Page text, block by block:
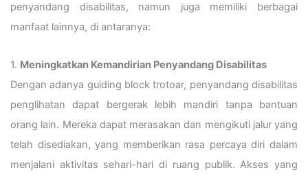
penyandang disabilitas, namun juga memiliki berbagai
manfaat lainnya, di antaranya:
1. Meningkatkan Kemandirian Penyandang Disabilitas
Dengan adanya guiding block trotoar, penyandang disabilitas
penglihatan dapat bergerak lebih mandiri tanpa bantuan
orang lain. Mereka dapat merasakan dan mengikuti jalur yang
telah disediakan, yang memberikan rasa percaya diri dalam
menjalani aktivitas sehari-hari di ruang publik. Akses yang